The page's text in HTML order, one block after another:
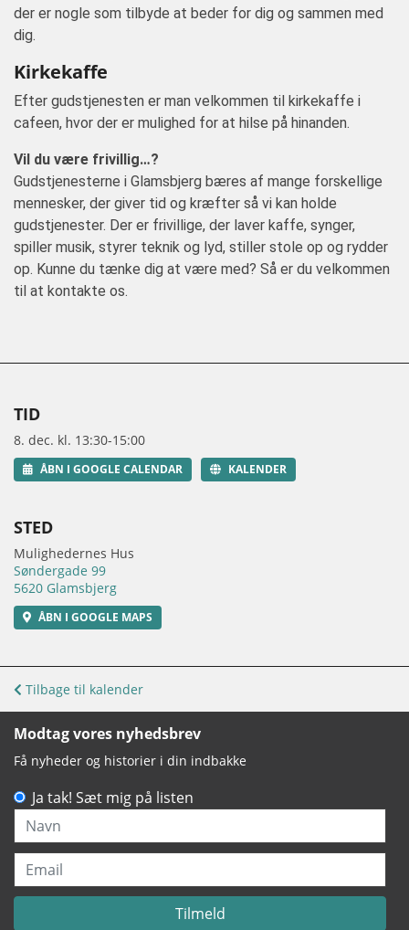
TID
8. dec. kl. 13:30-15:00
ÅBN I GOOGLE CALENDAR KALENDER
STED
Mulighedernes Hus
Søndergade 99
5620 Glamsbjerg
ÅBN I GOOGLE MAPS
der er nogle som tilbyde at beder for dig og sammen med
dig.
Kirkekaffe
Efter gudstjenesten er man velkommen til kirkekaffe i
cafeen, hvor der er mulighed for at hilse på hinanden.
Vil du være frivillig…?
Gudstjenesterne i Glamsbjerg bæres af mange forskellige
mennesker, der giver tid og kræfter så vi kan holde
gudstjenester. Der er frivillige, der laver kaffe, synger,
spiller musik, styrer teknik og lyd, stiller stole op og rydder
op. Kunne du tænke dig at være med? Så er du velkommen
til at kontakte os.
Tilbage til kalender
Modtag vores nyhedsbrev
Få nyheder og historier i din indbakke
Ja tak! Sæt mig på listen
Navn
Email
Tilmeld